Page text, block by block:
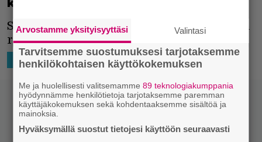
Sarjassa tulee nähtävästi olemaan hieman
roisimpaa meininkiä.
TV-SARJAT 4.5.2021 23:11 Niko Ikonen
Arvostamme yksityisyyttäsi Valintasi
Tarvitsemme suostumuksesi tarjotaksemme
henkilökohtaisen käyttökokemuksen
Me ja huolellisesti valitsemamme89 teknologiakumppania
hyödynnämme henkilötietoja tarjotaksemme paremman
käyttäjäkokemuksen sekä kohdentaaksemme sisältöä ja
mainoksia.
Hyväksymällä suostut tietojesi käyttöön seuraavasti